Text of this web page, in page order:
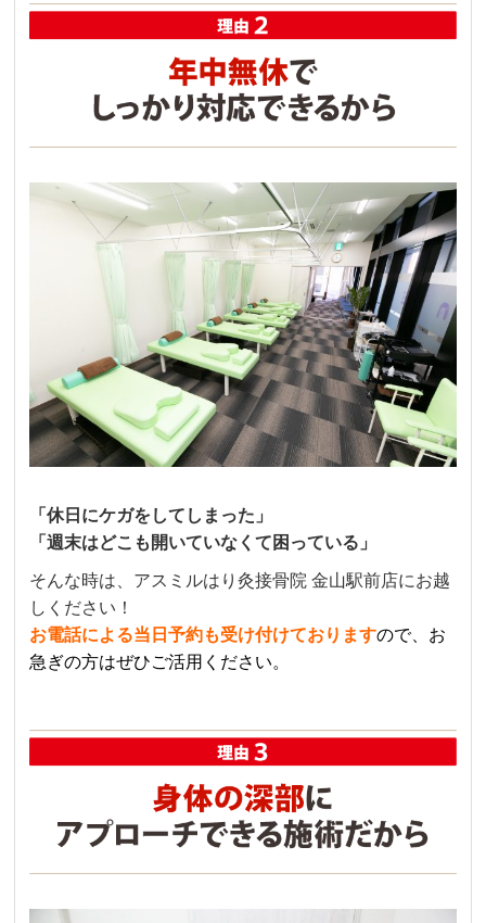
「休日にケガをしてしまった」
「週末はどこも開いていなくて困っている」
そんな時は、アスミルはり灸接骨院 金山駅前店にお越
しください！
お電話による当日予約も受け付けておりますので、お
急ぎの方はぜひご活用ください。